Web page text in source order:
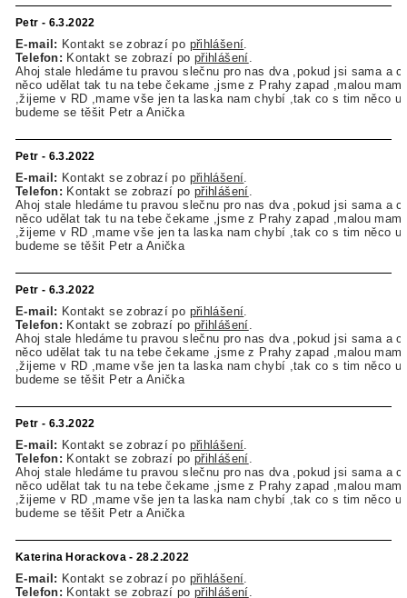
Petr - 6.3.2022
E-mail: Kontakt se zobrazí po přihlášení
Telefon: Kontakt se zobrazí po přihlášení
Ahoj stale hledáme tu pravou slečnu pro nas dva ,pokud jsi sama a
něco udělat tak tu na tebe čekame ,jsme z Prahy zapad ,malou mam
,žijeme v RD ,mame vše jen ta laska nam chybí ,tak co s tim něco
budeme se těšit Petr a Anička
Petr - 6.3.2022
E-mail: Kontakt se zobrazí po přihlášení
Telefon: Kontakt se zobrazí po přihlášení
Ahoj stale hledáme tu pravou slečnu pro nas dva ,pokud jsi sama a
něco udělat tak tu na tebe čekame ,jsme z Prahy zapad ,malou mam
,žijeme v RD ,mame vše jen ta laska nam chybí ,tak co s tim něco
budeme se těšit Petr a Anička
Petr - 6.3.2022
E-mail: Kontakt se zobrazí po přihlášení
Telefon: Kontakt se zobrazí po přihlášení
Ahoj stale hledáme tu pravou slečnu pro nas dva ,pokud jsi sama a
něco udělat tak tu na tebe čekame ,jsme z Prahy zapad ,malou mam
,žijeme v RD ,mame vše jen ta laska nam chybí ,tak co s tim něco
budeme se těšit Petr a Anička
Petr - 6.3.2022
E-mail: Kontakt se zobrazí po přihlášení
Telefon: Kontakt se zobrazí po přihlášení
Ahoj stale hledáme tu pravou slečnu pro nas dva ,pokud jsi sama a
něco udělat tak tu na tebe čekame ,jsme z Prahy zapad ,malou mam
,žijeme v RD ,mame vše jen ta laska nam chybí ,tak co s tim něco
budeme se těšit Petr a Anička
Katerina Horackova - 28.2.2022
E-mail: Kontakt se zobrazí po přihlášení
Telefon: Kontakt se zobrazí po přihlášení